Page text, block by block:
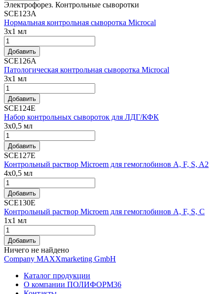
Электрофорез. Контрольные сыворотки
SCE123A
Нормальная контрольная сыворотка Microcal
3x1 мл
Добавить
SCE126A
Патологическая контрольная сыворотка Microcal
3x1 мл
Добавить
SCE124E
Набор контрольных сывороток для ЛДГ/КФК
3x0,5 мл
Добавить
SCE127E
Контрольный раствор Microem для гемоглобинов A, F, S, A2
4x0,5 мл
Добавить
SCE130E
Контрольный раствор Microem для гемоглобинов A, F, S, С
1x1 мл
Добавить
Ничего не найдено
Company MAXXmarketing GmbH
Каталог продукции
О компании ПОЛИФОРМ36